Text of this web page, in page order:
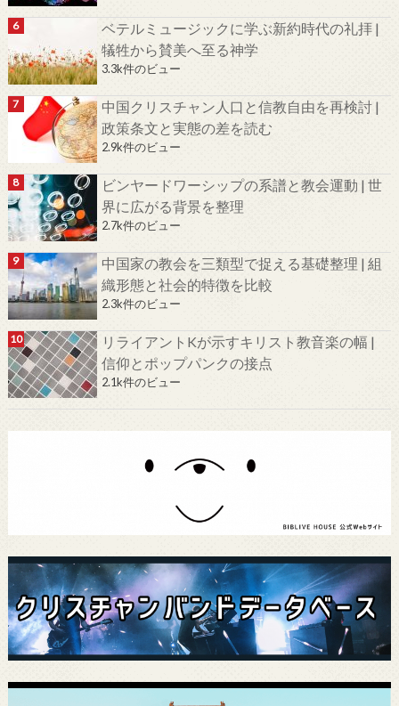
ベテルミュージックに学ぶ新約時代の礼拝 |
犠牲から賛美へ至る神学
3.3k件のビュー
中国クリスチャン人口と信教自由を再検討 |
政策条文と実態の差を読む
2.9k件のビュー
ビンヤードワーシップの系譜と教会運動 | 世
界に広がる背景を整理
2.7k件のビュー
中国家の教会を三類型で捉える基礎整理 | 組
織形態と社会的特徴を比較
2.3k件のビュー
リライアントKが示すキリスト教音楽の幅 |
信仰とポップパンクの接点
2.1k件のビュー